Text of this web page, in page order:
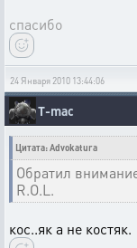
спасибо
24 Января 2010 13:44:06
T-mac
Цитата: Advokatura
Обратил
R.O.L.
кос..як а не костяк.